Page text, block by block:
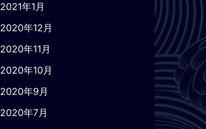
2021年1月
2020年12月
2020年11月
2020年10月
2020年9月
2020年7月